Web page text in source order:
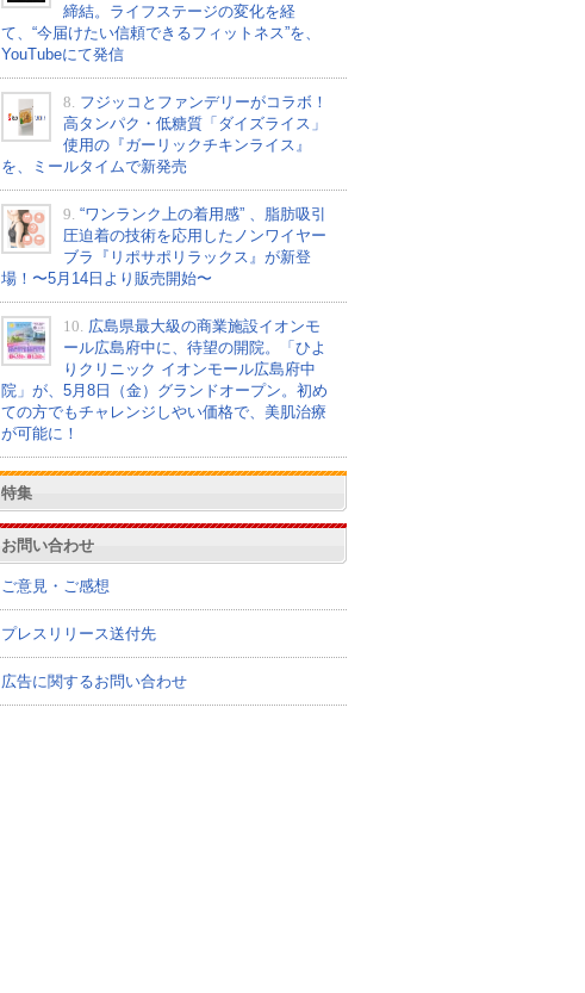
締結。ライフステージの変化を経
て、“今届けたい信頼できるフィットネス”を、
YouTubeにて発信
8. フジッコとファンデリーがコラボ！
高タンパク・低糖質「ダイズライス」
使用の『ガーリックチキンライス』
を、ミールタイムで新発売
9. “ワンランク上の着用感” 、脂肪吸引
圧迫着の技術を応用したノンワイヤー
ブラ『リポサポリラックス』が新登
場！〜5月14日より販売開始〜
10. 広島県最大級の商業施設イオンモ
ール広島府中に、待望の開院。「ひよ
りクリニック イオンモール広島府中
院」が、5月8日（金）グランドオープン。初め
ての方でもチャレンジしやい価格で、美肌治療
が可能に！
特集
お問い合わせ
ご意見・ご感想
プレスリリース送付先
広告に関するお問い合わせ